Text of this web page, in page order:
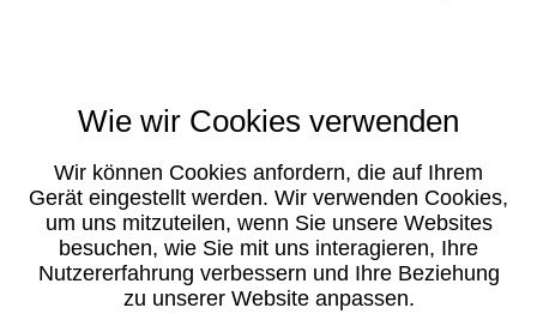
Wie wir Cookies verwenden
Wir können Cookies anfordern, die auf Ihrem
Gerät eingestellt werden. Wir verwenden Cookies,
um uns mitzuteilen, wenn Sie unsere Websites
besuchen, wie Sie mit uns interagieren, Ihre
Nutzererfahrung verbessern und Ihre Beziehung
zu unserer Website anpassen.